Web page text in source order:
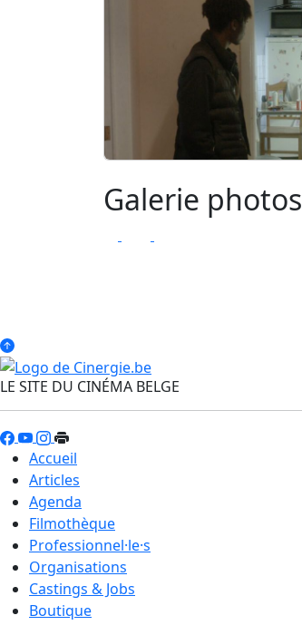
Galerie photos
LE SITE DU CINÉMA BELGE
Accueil
Articles
Agenda
Filmothèque
Professionnel·le·s
Organisations
Castings & Jobs
Boutique